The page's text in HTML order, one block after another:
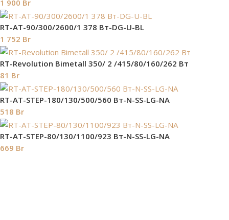
1 900 Br
RT-AT-90/300/2600/1 378 Вт-DG-U-BL
1 752 Br
RT-Revolution Bimetall 350/ 2 /415/80/160/262 Вт
81 Br
RT-AT-STEP-180/130/500/560 Вт-N-SS-LG-NA
518 Br
RT-AT-STEP-80/130/1100/923 Вт-N-SS-LG-NA
669 Br